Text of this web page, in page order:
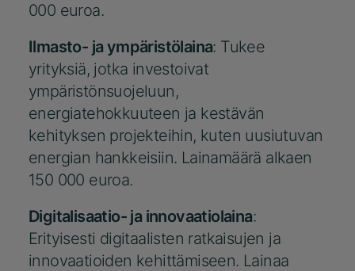
000 euroa.
Ilmasto- ja ympäristölaina: Tukee
yrityksiä, jotka investoivat
ympäristönsuojeluun,
energiatehokkuuteen ja kestävän
kehityksen projekteihin, kuten uusiutuvan
energian hankkeisiin. Lainamäärä alkaen
150 000 euroa.
Digitalisaatio- ja innovaatiolaina:
Erityisesti digitaalisten ratkaisujen ja
innovaatioiden kehittämiseen. Lainaa